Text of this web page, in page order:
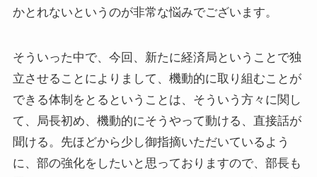
かとれないというのが非常な悩みでございます。
そういった中で、今回、新たに経済局ということで独
立させることによりまして、機動的に取り組むことが
できる体制をとるということは、そういう方々に関し
て、局長初め、機動的にそうやって動ける、直接話が
聞ける。先ほどから少し御指摘いただいているよう
に、部の強化をしたいと思っておりますので、部長も